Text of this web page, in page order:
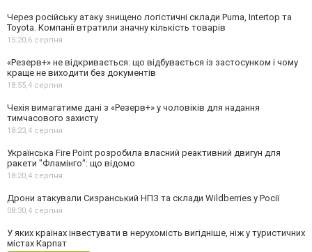
Через російську атаку знищено логістичні склади Puma, Intertop та
Toyota. Компанії втратили значну кількість товарів
15:20,6 серпня
«Резерв+» не відкривається: що відбувається із застосунком і чому
краще не виходити без документів
18:55,4 серпня
Чехія вимагатиме дані з «Резерв+» у чоловіків для надання
тимчасового захисту
18:23,4 серпня
Українська Fire Point розробила власний реактивний двигун для
ракети "Фламінго": що відомо
18:20,4 серпня
Дрони атакували Сизранський НПЗ та склади Wildberries у Росії
08:30,4 серпня
У яких країнах інвестувати в нерухомість вигідніше, ніж у туристичних
містах Карпат